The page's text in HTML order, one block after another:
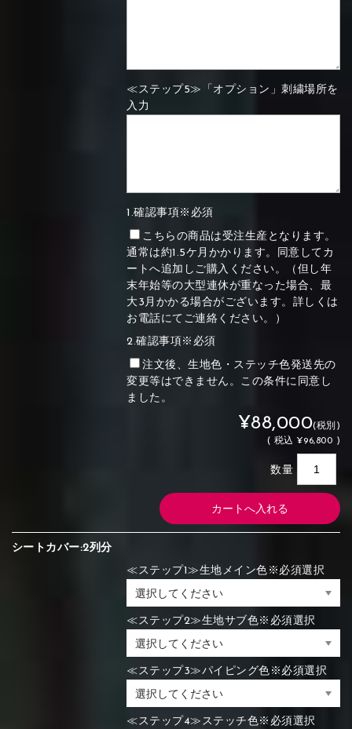
≪ステップ5≫「オプション」刺繍場所を
入力
1.確認事項※必須
こちらの商品は受注生産となります。
通常は約1.5ケ月かかります。同意してカ
ートへ追加しご購入ください。（但し年
末年始等の大型連休が重なった場合、最
大3月かかる場合がございます。詳しくは
お電話にてご連絡ください。）
2.確認事項※必須
注文後、生地色・ステッチ色発送先の
変更等はできません。この条件に同意し
ました。
¥88,000(税別)
( 税込 ¥96,800 )
数量
シートカバー:2列分
≪ステップ1≫生地メイン色※必須選択
≪ステップ2≫生地サブ色※必須選択
≪ステップ3≫パイピング色※必須選択
≪ステップ4≫ステッチ色※必須選択